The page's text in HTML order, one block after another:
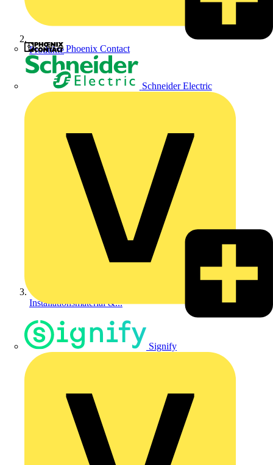
Phoenix Contact
Schneider Electric
Signify
Produkte
Installationsmaterial &...